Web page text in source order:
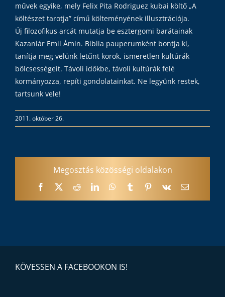
művek egyike, mely Felix Pita Rodriguez kubai költő „A
költészet tarotja” című költeményének illusztrációja.
Új filozofikus arcát mutatja be esztergomi barátainak
Kazanlár Emil Ámin. Biblia pauperumként bontja ki,
tanítja meg velünk letűnt korok, ismeretlen kultúrák
bölcsességeit. Távoli időkbe, távoli kultúrák felé
kormányozza, repíti gondolatainkat. Ne legyünk restek,
tartsunk vele!
2011. október 26.
Megosztás közösségi oldalakon
Facebook
X RedditLinkedInWhatsApp
TumblrPinterest
Vk Email:
KÖVESSEN A FACEBOOKON IS!